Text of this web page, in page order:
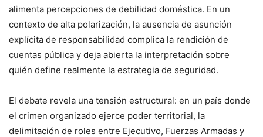
alimenta percepciones de debilidad doméstica. En un
contexto de alta polarización, la ausencia de asunción
explícita de responsabilidad complica la rendición de
cuentas pública y deja abierta la interpretación sobre
quién define realmente la estrategia de seguridad.
El debate revela una tensión estructural: en un país donde
el crimen organizado ejerce poder territorial, la
delimitación de roles entre Ejecutivo, Fuerzas Armadas y